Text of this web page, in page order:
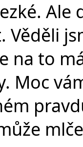
Věděli
na to
Moc